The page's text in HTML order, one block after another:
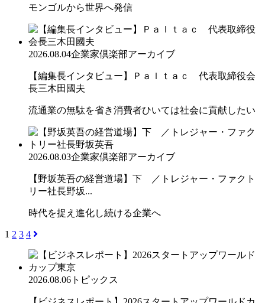
モンゴルから世界へ発信
2026.08.04企業家倶楽部アーカイブ
【編集長インタビュー】Ｐａｌｔａｃ 代表取締役会
長三木田國夫
流通業の無駄を省き消費者ひいては社会に貢献したい
2026.08.03企業家倶楽部アーカイブ
【野坂英吾の経営道場】下 ／トレジャー・ファクト
リー社長野坂...
時代を捉え進化し続ける企業へ
1 2 3 4
2026.08.06 トピックス